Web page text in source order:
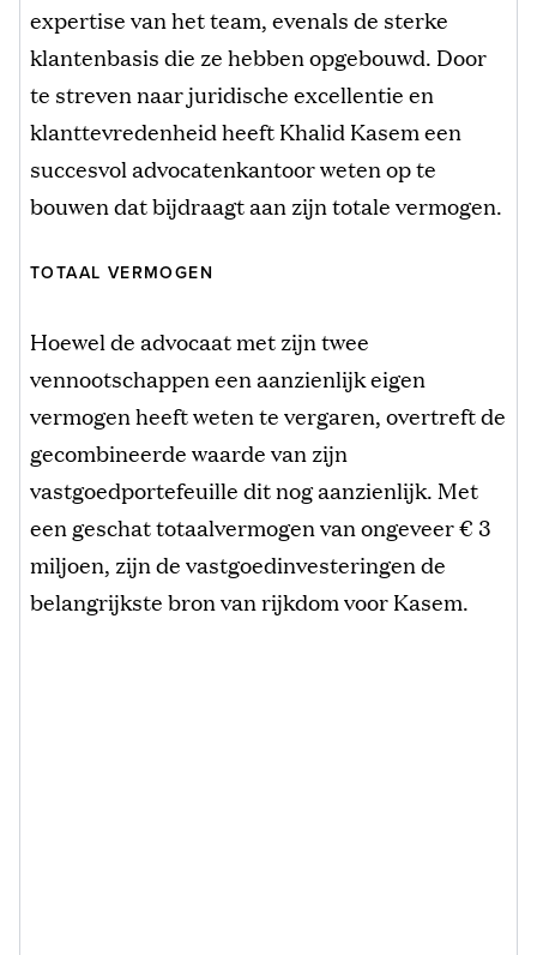
expertise van het team, evenals de sterke
klantenbasis die ze hebben opgebouwd. Door
te streven naar juridische excellentie en
klanttevredenheid heeft Khalid Kasem een
succesvol advocatenkantoor weten op te
bouwen dat bijdraagt aan zijn totale vermogen.
TOTAAL VERMOGEN
Hoewel de advocaat met zijn twee
vennootschappen een aanzienlijk eigen
vermogen heeft weten te vergaren, overtreft de
gecombineerde waarde van zijn
vastgoedportefeuille dit nog aanzienlijk. Met
een geschat totaalvermogen van ongeveer € 3
miljoen, zijn de vastgoedinvesteringen de
belangrijkste bron van rijkdom voor Kasem.